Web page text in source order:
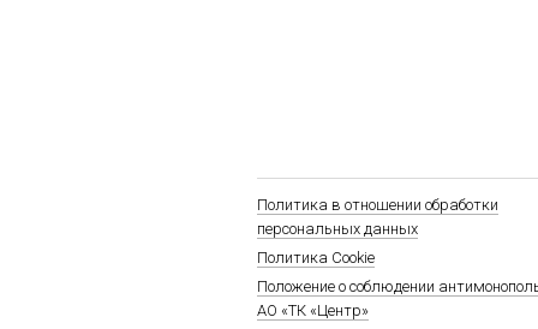
Политика в отношении обработки
персональных данных
Политика Cookie
Положение о соблюдении
АО «ТК «Центр»